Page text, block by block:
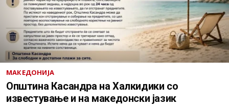
МАКЕДОНИЈА
Општина Касандра на Халкидики со
известување и на македонски јазик